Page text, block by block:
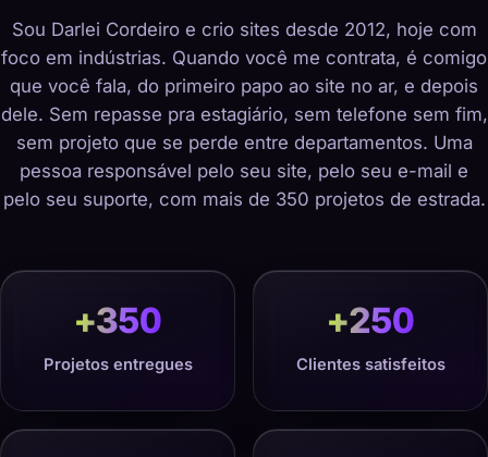
Sou Darlei Cordeiro e crio sites desde 2012, hoje com
foco em indústrias. Quando você me contrata, é comigo
que você fala, do primeiro papo ao site no ar, e depois
dele. Sem repasse pra estagiário, sem telefone sem fim,
sem projeto que se perde entre departamentos. Uma
pessoa responsável pelo seu site, pelo seu e-mail e
pelo seu suporte, com mais de 350 projetos de estrada.
+350
Projetos entregues
+250
Clientes satisfeitos